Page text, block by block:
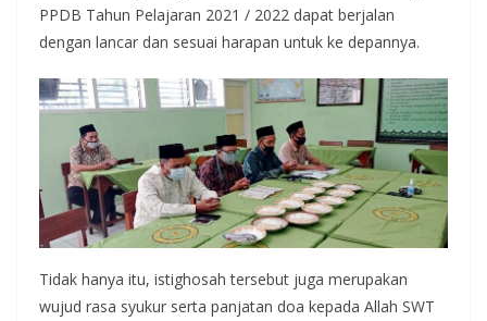
PPDB Tahun Pelajaran 2021 / 2022 dapat berjalan
dengan lancar dan sesuai harapan untuk ke depannya.
Tidak hanya itu, istighosah tersebut juga merupakan
wujud rasa syukur serta panjatan doa kepada Allah SWT